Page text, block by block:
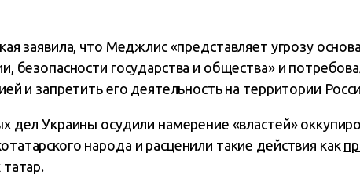
заявила, что Меджлис «представляет угрозу
безопасности государства и общества» и
и запретить его деятельность на территории
дел Украины осудили намерение «властей»
народа и расценили такие действия как